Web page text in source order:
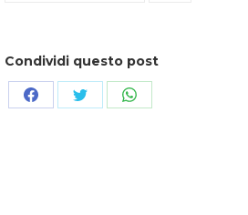
Condividi questo post
CondividiCondividiCondividi